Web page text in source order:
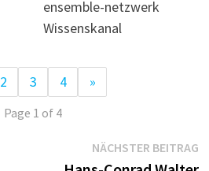
ensemble-netzwerk
Wissenskanal
2 3 4 »
Page 1 of 4
NÄCHSTER BEITRAG